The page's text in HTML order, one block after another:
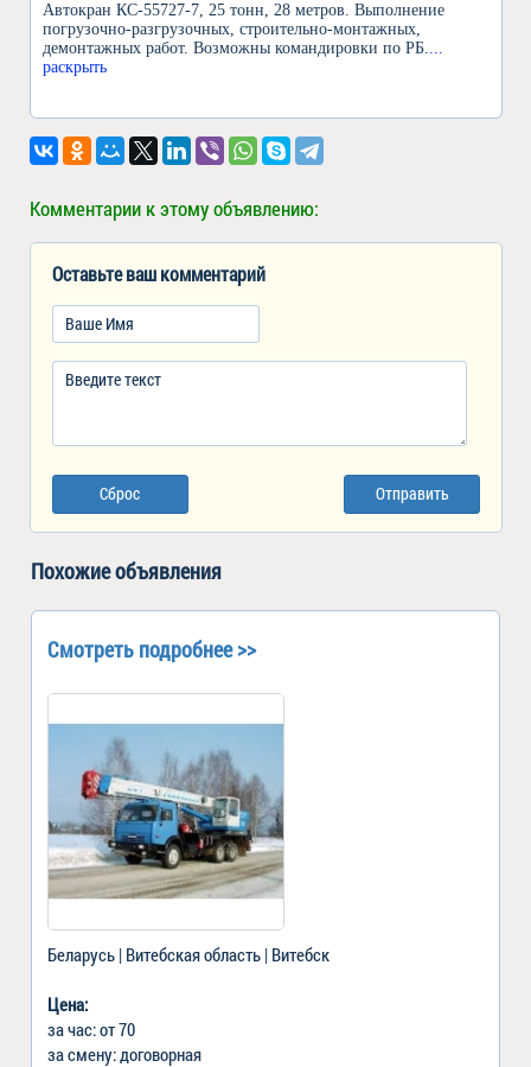
Автокран КС-55727-7, 25 тонн, 28 метров. Выполнение
погрузочно-разгрузочных, строительно-монтажных,
демонтажных работ. Возможны командировки по РБ....
раскрыть
Комментарии к этому объявлению:
Оставьте ваш комментарий
Сброс Отправить
Похожие объявления
Смотреть подробнее >>
Беларусь | Витебская область | Витебск
Цена:
за час: от 70
за смену: договорная